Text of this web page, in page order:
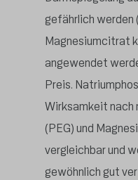
gefährlich werden
Magnesiumcitrat
angewendet
Preis.
Wirksamkeit nach
(PEG) und
vergleichbar und
gewöhnlich gut